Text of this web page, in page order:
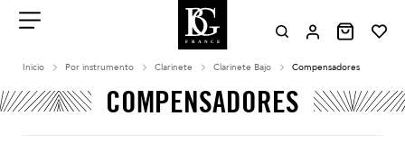
contenu
Inicio Por instrumento Clarinete Clarinete Bajo Compensadores
COMPENSADORES